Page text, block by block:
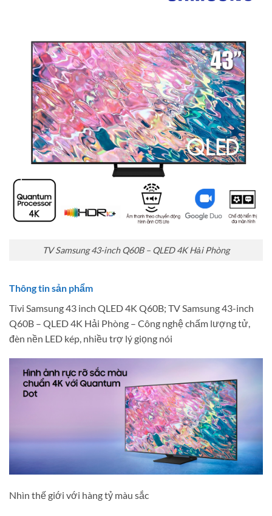
TV Samsung 43-inch Q60B – QLED 4K Hải Phòng
Thông tin sản phẩm
Tivi Samsung 43 inch QLED 4K Q60B; TV Samsung 43-inch
Q60B – QLED 4K Hải Phòng – Công nghệ chấm lượng tử,
đèn nền LED kép, nhiều trợ lý giọng nói
Nhìn thế giới với hàng tỷ màu sắc